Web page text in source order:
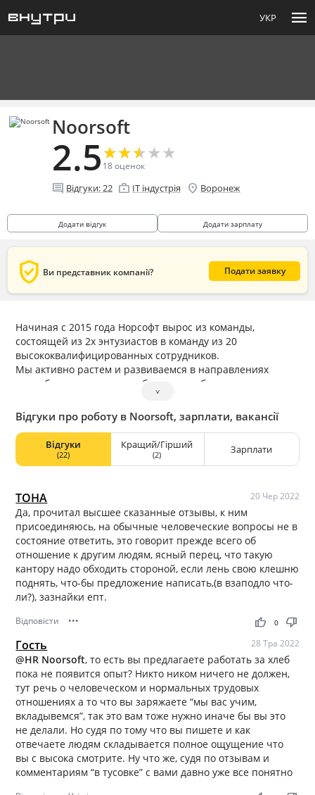
УКР menu
Noorsoft
2.5★
★★
★★
★★
★★
★
18оценок
comment Відгуки:22 enterprise IT індустрія location_on Воронеж
Додати відгук Додати зарплату
verified_user Ви представник компанії? Подати заявку
Начиная с 2015 года Норсофт вырос из команды,
состоящей из 2х энтузиастов в команду из 20
высококвалифицированных сотрудников.
Мы активно растем и развиваемся в направлениях
разработки стартапов, мобильных, веб и десктоп
приложений. Мы готовы разрабатывать крупные
проекты и полностью взять на себя работу от описания
требований до реализации и презентации продукта, и
бесконечной его поддержки.
˅
Відгуки про роботу в Noorsoft, зарплати, вакансії
Відгуки
(22)
Кращий/Гірший
(2) Зарплати
TOHA 20 Чер 2022
Да, прочитал высшее сказанные отзывы, к ним
присоединяюсь, на обычные человеческие вопросы не в
состояние ответить, это говорит прежде всего об
отношение к другим людям, ясный перец, что такую
кантору надо обходить стороной, если лень свою клешню
поднять, что-бы предложение написать,(в взаподло что-
ли?), зазнайки епт.
Відповісти ••• thumb_up thumb_down
0
Гость 28 Тра 2022
@HR Noorsoft, то есть вы предлагаете работать за хлеб
пока не появится опыт? Никто ником ничего не должен,
тут речь о человеческом и нормальных трудовых
отношениях а то что вы заряжаете “мы вас учим,
вкладывемся”, так это вам тоже нужно иначе бы вы это
не делали. Но судя по тому что вы пишете и как
отвечаете людям складывается полное ощущение что
вы с высока смотрите. Ну что же, судя по отзывам и
комментариям “в тусовке” с вами давно уже все понятно